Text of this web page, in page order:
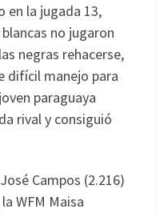
en la jugada 13,
no jugaron
negras rehacerse,
difícil manejo para
paraguaya
rival y consiguió
Campos (2.216)
WFM Maisa